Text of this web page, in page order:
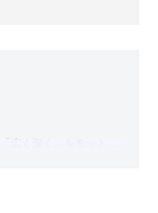
広く深く」をモットー
開発者を目指した経験